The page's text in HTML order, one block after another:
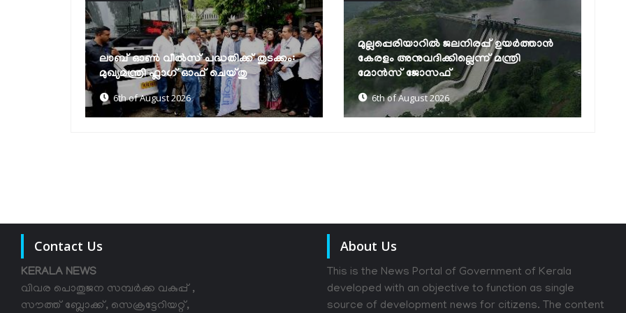
മുല്ലപ്പെരിയാറിൽ ജലനിരപ്പ് ഉയർത്താൻ
കേരളം അനുവദിക്കില്ലെന്ന് മന്ത്രി
മോൻസ് ജോസഫ്
6th of August 2026
കെഎസ്ആർടിസിയിൽ ഡിജിറ്റൽ യുഗം:
എഐ വാട്‌സ്ആപ്പ് ടിക്കറ്റിങ്, 24
മണിക്കൂർ കസ്റ്റമർ കെയർ,...
6th of August 2026
Contact Us
KERALA NEWS
വിവര പൊതുജന സമ്പര്‍ക്ക വകുപ്പ് ,
സൗത്ത് ബ്ലോക്ക്, സെക്രട്ടേറിയറ്റ്,
About Us
This is the News Portal of Government of Kerala
developed with an objective to function as single
source of development news for citizens. The content